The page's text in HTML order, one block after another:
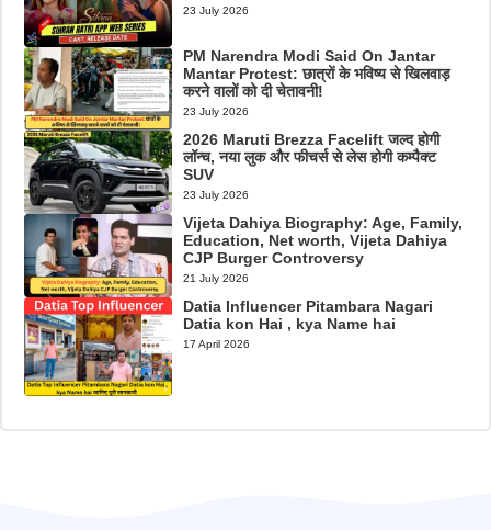
23 July 2026
PM Narendra Modi Said On Jantar
Mantar Protest: छात्रों के भविष्य से खिलवाड़
करने वालों को दी चेतावनी!
23 July 2026
2026 Maruti Brezza Facelift जल्द होगी
लॉन्च, नया लुक और फीचर्स से लेस होगी कम्पैक्ट
SUV
23 July 2026
Vijeta Dahiya Biography: Age, Family,
Education, Net worth, Vijeta Dahiya
CJP Burger Controversy
21 July 2026
Datia Influencer Pitambara Nagari
Datia kon Hai , kya Name hai
17 April 2026